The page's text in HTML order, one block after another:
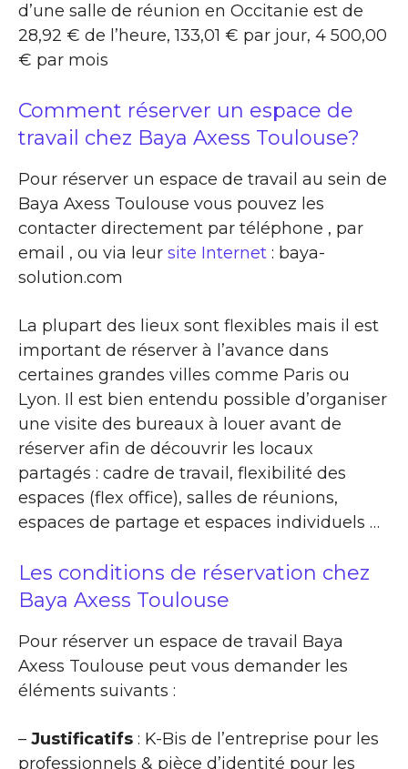
d’une salle de réunion en Occitanie est de
28,92 € de l’heure, 133,01 € par jour, 4 500,00
€ par mois
Comment réserver un espace de
travail chez Baya Axess Toulouse?
Pour réserver un espace de travail au sein de
Baya Axess Toulouse vous pouvez les
contacter directement par téléphone , par
email , ou via leur site Internet : baya-
solution.com
La plupart des lieux sont flexibles mais il est
important de réserver à l’avance dans
certaines grandes villes comme Paris ou
Lyon. Il est bien entendu possible d’organiser
une visite des bureaux à louer avant de
réserver afin de découvrir les locaux
partagés : cadre de travail, flexibilité des
espaces (flex office), salles de réunions,
espaces de partage et espaces individuels …
Les conditions de réservation chez
Baya Axess Toulouse
Pour réserver un espace de travail Baya
Axess Toulouse peut vous demander les
éléments suivants :
– Justificatifs : K-Bis de l’entreprise pour les
professionnels & pièce d’identité pour les